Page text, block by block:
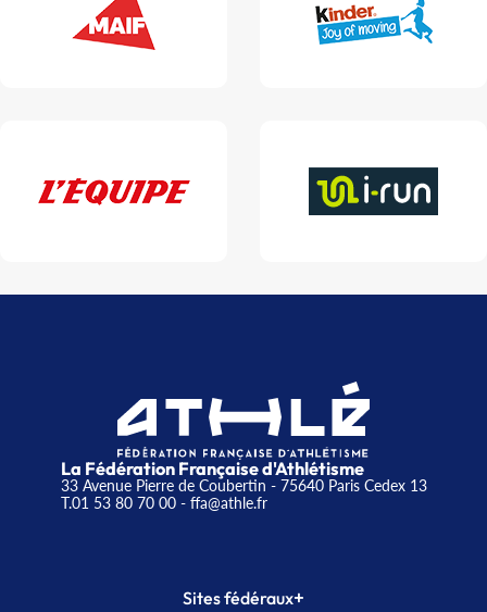
La Fédération Française d'Athlétisme
33 Avenue Pierre de Coubertin - 75640 Paris Cedex 13
T.01 53 80 70 00- ffa@athle.fr
Sites fédéraux+